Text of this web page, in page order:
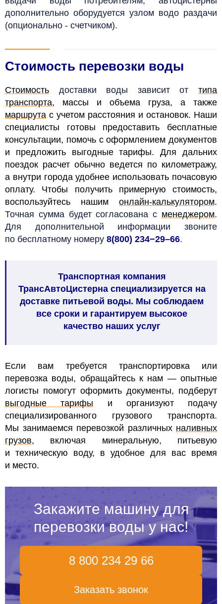
дополнительно оборудуется узлом водо раздачи
(опционально - счетчиком).
Стоимость перевозки воды
Стоимость доставки воды зависит от типа
транспорта, массы и объема груза, а также
маршрута с учетом расстояния и остановок. Наши
специалисты готовы предоставить бесплатные
консультации, помочь с оформлением документов
и предложить выгодные тарифы. Для дальних
поездок расчет обычно ведется по километражу,
а внутри города удобнее использовать почасовую
оплату. Чтобы получить примерную стоимость,
воспользуйтесь нашим онлайн-калькулятором.
Точная сумма будет согласована с менеджером.
Для дополнительной информации звоните
по бесплатному номеру 8(800) 234−29–66.
Транспортная компания
ТрансАвтоЦистерна специализируется на
доставке питьевой воды. Мы соблюдаем
все сроки и гарантируем высокое
качество наших услуг
Если вам требуется транспортировка или
перевозка воды, обращайтесь к нам — опытные
логисты помогут оформить документы, подберут
выгодные тарифы и организуют подачу
специализированного грузового транспорта.
Мы занимаемся перевозкой различных наливных
грузов, включая минеральную, питьевую
и техническую воду, в удобное для вас время
и место.
Закажите машину для
перевозки воды у нас!
8 800 234 29 66
Заказать звонок